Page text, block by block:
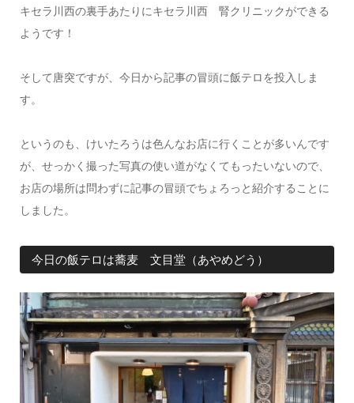
キセラ川西の裏手あたりにキセラ川西 腎クリニックができる
ようです！
そして唐突ですが、今日から記事の冒頭に飯テロを投入しま
す。
というのも、けいたろうは色んなお店に行くことが多いんです
が、せっかく撮った写真の使い道がなくてもったいないので、
お店の場所は問わずに記事の冒頭でちょろっと紹介することに
しました。
今日の飯テロは蕎麦 文目堂（あやめどう）